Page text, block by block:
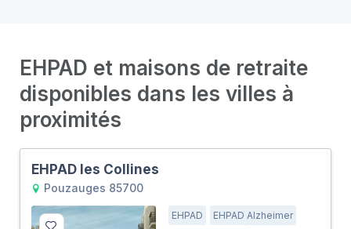
EHPAD et maisons de retraite
disponibles dans les villes à
proximités
EHPAD les Collines
Pouzauges 85700
EHPAD
EHPAD Alzheimer